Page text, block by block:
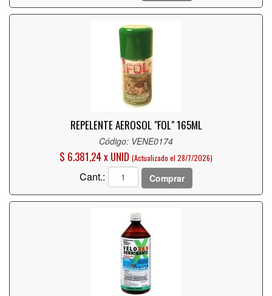
REPELENTE AEROSOL "FOL" 165ML
Código: VENE0174
$ 6.381,24 x UNID (Actualizado el 28/7/2026)
Cant.: Comprar